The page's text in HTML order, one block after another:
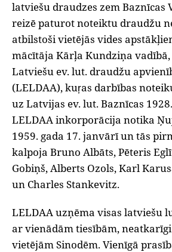
latviešu draudzes zem Baznīcas
reizē paturot noteiktu draudžu
atbilstoši vietējās vides
mācītāja Kārļa Kundziņa
Latviešu ev. lut. draudžu
(LELDAA), kuŗas darbības
uz Latvijas ev. lut. Baznīcas
LELDAA inkorporācija notika
1959. gada 17. janvārī un tās
kalpoja Bruno Albāts, Pēteris
Gobiņš, Alberts Ozols, Karl
un Charles Stankevitz.
LELDAA uzņēma visas latviešu
ar vienādām tiesībām,
vietējām Sinodēm. Vienīgā